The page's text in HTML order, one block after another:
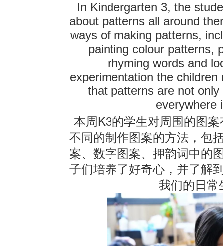
In Kindergarten 3, the
about patterns all around
ways of making patterns,
painting colour patterns,
rhyming words and
experimentation the
that patterns are not
everywhere
本周 K3的学生对周围的图
不同的制作图案的方法，包
案、数字图案、押韵词中的
子们培养了好奇心，并了解
我们的日常